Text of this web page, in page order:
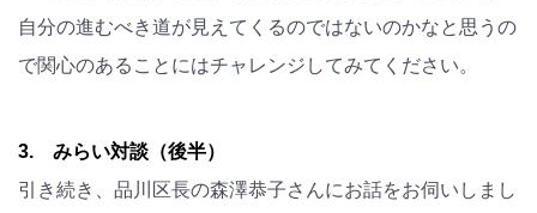
自分の進むべき道が見えてくるのではないのかなと思うの
で関心のあることにはチャレンジしてみてください。
3. みらい対談（後半）
引き続き、品川区長の森澤恭子さんにお話をお伺いしまし